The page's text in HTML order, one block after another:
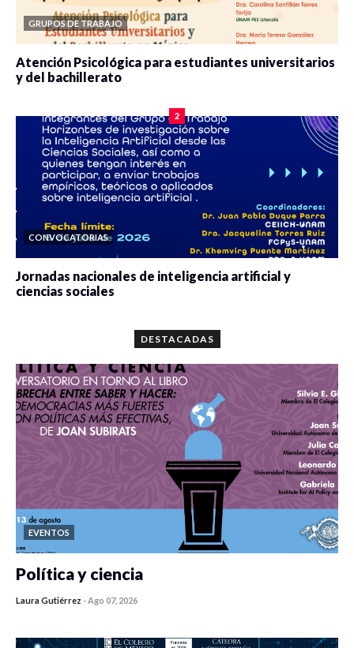
GRUPOS DE TRABAJO
Atención Psicológica para estudiantes universitarios
y del bachillerato
2
CONVOCATORIAS
Jornadas nacionales de inteligencia artificial y
ciencias sociales
DESTACADAS
EVENTOS
Política y ciencia
Laura Gutiérrez -Ago 07, 2026